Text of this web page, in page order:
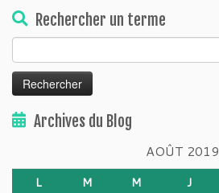
Rechercher un terme
Archives du Blog
AOÛT 2019
L M M J